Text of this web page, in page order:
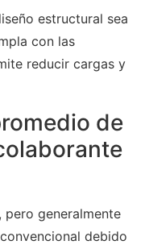
estructural sea
con las
reducir cargas y
de
generalmente
debido